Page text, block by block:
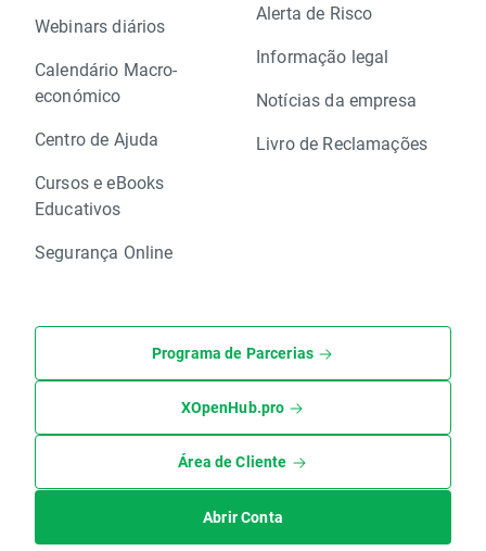
Webinars diários
Calendário Macro-
económico
Centro de Ajuda
Cursos e eBooks
Educativos
Segurança Online
Alerta de Risco
Informação legal
Notícias da empresa
Livro de Reclamações
Programa de Parcerias
XOpenHub.pro
Área de Cliente
Abrir Conta